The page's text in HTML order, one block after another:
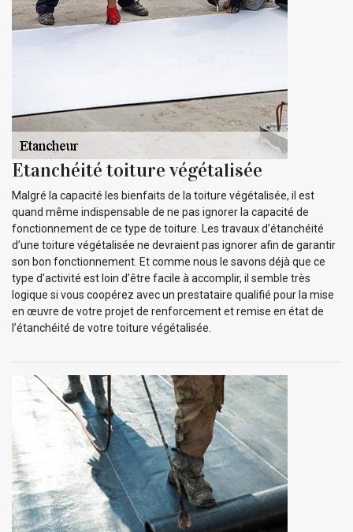
Etanchéité toiture végétalisée
Malgré la capacité les bienfaits de la toiture végétalisée, il est
quand même indispensable de ne pas ignorer la capacité de
fonctionnement de ce type de toiture. Les travaux d’étanchéité
d’une toiture végétalisée ne devraient pas ignorer afin de garantir
son bon fonctionnement. Et comme nous le savons déjà que ce
type d’activité est loin d’être facile à accomplir, il semble très
logique si vous coopérez avec un prestataire qualifié pour la mise
en œuvre de votre projet de renforcement et remise en état de
l’étanchéité de votre toiture végétalisée.